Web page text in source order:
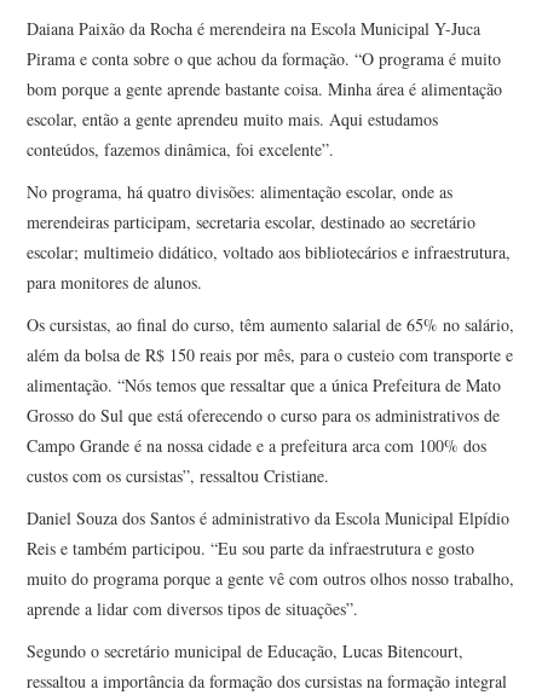
Daiana Paixão da Rocha é merendeira na Escola Municipal Y-Juca
Pirama e conta sobre o que achou da formação. “O programa é muito
bom porque a gente aprende bastante coisa. Minha área é alimentação
escolar, então a gente aprendeu muito mais. Aqui estudamos
conteúdos, fazemos dinâmica, foi excelente”.
No programa, há quatro divisões: alimentação escolar, onde as
merendeiras participam, secretaria escolar, destinado ao secretário
escolar; multimeio didático, voltado aos bibliotecários e infraestrutura,
para monitores de alunos.
Os cursistas, ao final do curso, têm aumento salarial de 65% no salário,
além da bolsa de R$ 150 reais por mês, para o custeio com transporte e
alimentação. “Nós temos que ressaltar que a única Prefeitura de Mato
Grosso do Sul que está oferecendo o curso para os administrativos de
Campo Grande é na nossa cidade e a prefeitura arca com 100% dos
custos com os cursistas”, ressaltou Cristiane.
Daniel Souza dos Santos é administrativo da Escola Municipal Elpídio
Reis e também participou. “Eu sou parte da infraestrutura e gosto
muito do programa porque a gente vê com outros olhos nosso trabalho,
aprende a lidar com diversos tipos de situações”.
Segundo o secretário municipal de Educação, Lucas Bitencourt,
ressaltou a importância da formação dos cursistas na formação integral